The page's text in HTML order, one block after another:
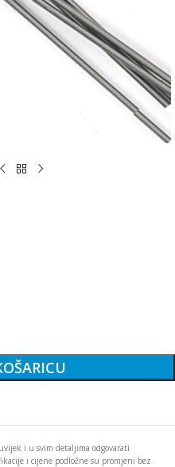
i u svim detaljima odgovarati
i cijene podložne su promjeni bez